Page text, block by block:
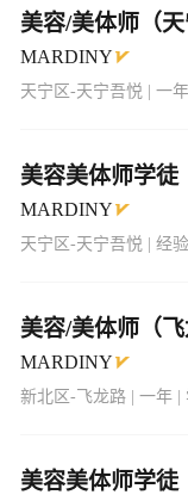
美容/美体师（天
MARDINY
天宁区-天宁吾悦 | 一
美容美体师学徒
MARDINY
天宁区-天宁吾悦 | 经
美容/美体师（飞
MARDINY
新北区-飞龙路 | 一年 |
美容美体师学徒